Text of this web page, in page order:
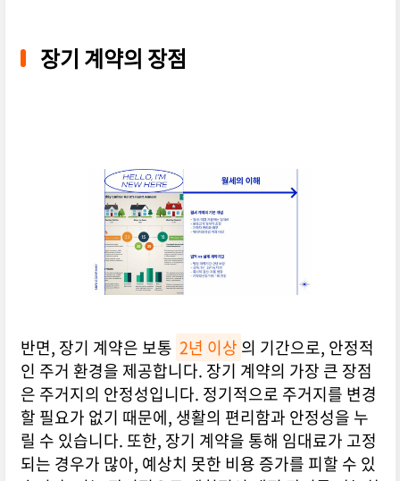
장기 계약의 장점
반면, 장기 계약은 보통 2년 이상 의 기간으로, 안정적
인 주거 환경을 제공합니다. 장기 계약의 가장 큰 장점
은 주거지의 안정성입니다. 정기적으로 주거지를 변경
할 필요가 없기 때문에, 생활의 편리함과 안정성을 누
릴 수 있습니다. 또한, 장기 계약을 통해 임대료가 고정
되는 경우가 많아, 예상치 못한 비용 증가를 피할 수 있